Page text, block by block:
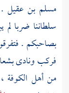
مسلم بن عقيل
سلطاننا ضربا لم
بصاحبكم .
فركب ونادى
من أهل الكوفة